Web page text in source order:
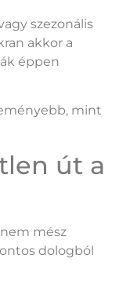
szezonális
akkor a
éppen
mint
út a
mész
dologból